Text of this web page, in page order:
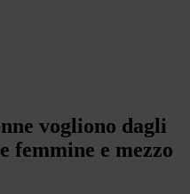
vogliono dagli
femmine e mezzo